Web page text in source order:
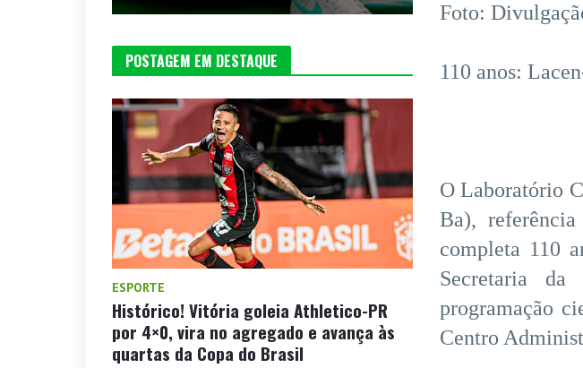
Foto:
110 anos:
O Laboratório
Ba),
completa 110
Secretaria
programação
Centro
POSTAGEM EM DESTAQUE
ESPORTE
Histórico! Vitória goleia Athletico-PR
por 4×0, vira no agregado e avança às
quartas da Copa do Brasil